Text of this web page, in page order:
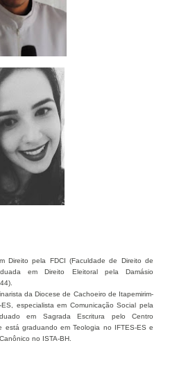
Direito pela FDCI (Faculdade de Direito de
em Direito Eleitoral pela Damásio
da Diocese de Cachoeiro de Itapemirim-
especialista em Comunicação Social pela
em Sagrada Escritura pelo Centro
está graduando em Teologia no IFTES-ES e
no ISTA-BH.